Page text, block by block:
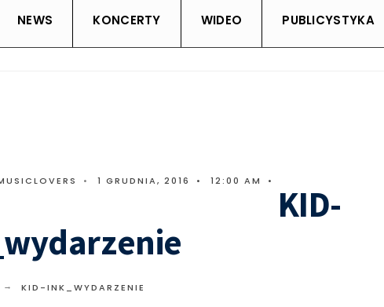
NEWS KONCERTY WIDEO PUBLICYSTYKA
• 1 GRUDNIA, 2016 • 12:00 AM •
KID-
KID-INK_WYDARZENIE